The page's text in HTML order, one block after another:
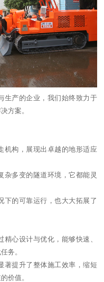
生产的企业，我们始终致力于
方案。
机构，展现出卓越的地形适应
杂多变的隧道环境，它都能灵
下的可靠运行，也大大拓展了
心设计与优化，能够快速、
务。
著提升了整体施工效率，缩短
价值。